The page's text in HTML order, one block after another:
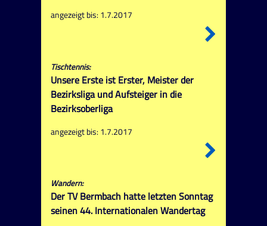
angezeigt bis: 1.7.2017
Tischtennis:
Unsere Erste ist Erster, Meister der
Bezirksliga und Aufsteiger in die
Bezirksoberliga
angezeigt bis: 1.7.2017
Wandern:
Der TV Bermbach hatte letzten Sonntag
seinen 44. Internationalen Wandertag